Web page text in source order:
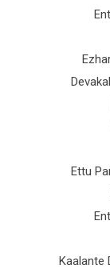
Ettu
Kaalante